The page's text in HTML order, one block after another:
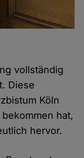
vollständig
Diese
Köln
hat,
hervor.